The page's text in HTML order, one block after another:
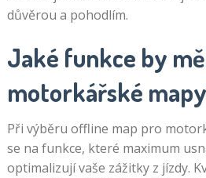
důvěrou a pohodlím.
Jaké funkce by
motorkářské
Při výběru offline map pro
se na funkce, které maximum
optimalizují vaše zážitky z jízdy.